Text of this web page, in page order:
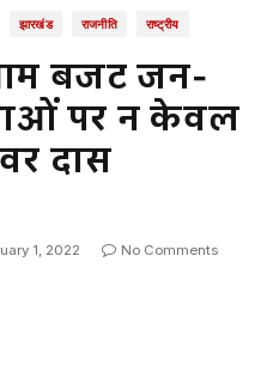
झारखंड राजनीति राष्ट्रीय
बजट जन-
पर न केवल
दास
1, 2022 No Comments